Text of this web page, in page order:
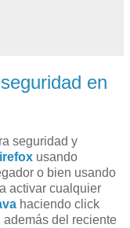
en
seguridad y
usando
o bien usando
activar cualquier
haciendo click
además del reciente